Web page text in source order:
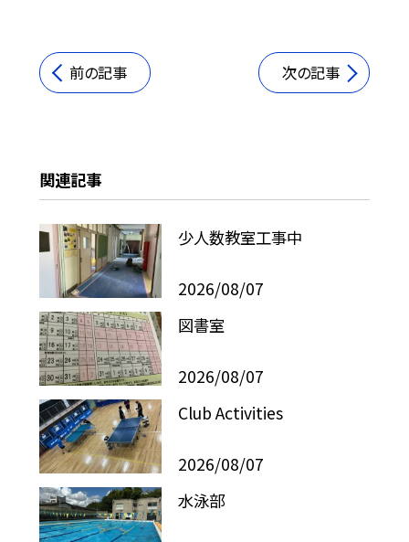
前の記事 次の記事
関連記事
少人数教室工事中
2026/08/07
図書室
2026/08/07
Club Activities
2026/08/07
水泳部